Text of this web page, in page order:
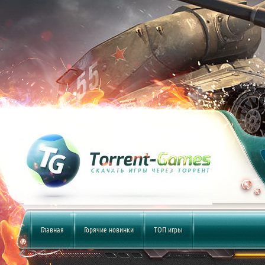
Главная Горячие новинки ТОП игры